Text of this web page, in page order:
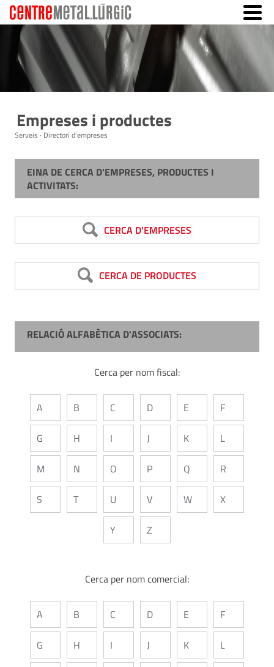
Empreses i productes
Serveis · Directori d'empreses
EINA DE CERCA D'EMPRESES, PRODUCTES I
ACTIVITATS:
CERCA D'EMPRESES
CERCA DE PRODUCTES
RELACIÓ ALFABÈTICA D'ASSOCIATS:
Cerca per nom fiscal:
A B C D E F
G H I J K L
M N O P Q R
S T U V W X
Y Z
Cerca per nom comercial:
A B C D E F
G H I J K L